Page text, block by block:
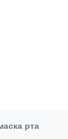
рта